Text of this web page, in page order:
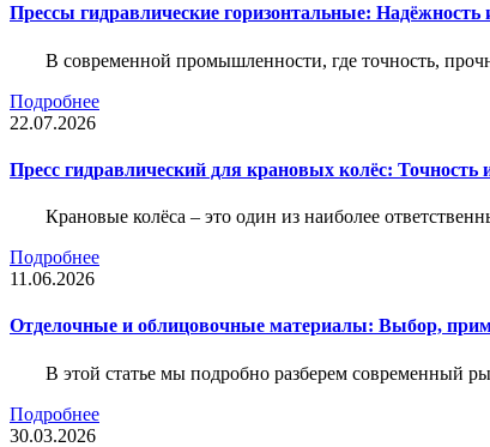
Прессы гидравлические горизонтальные:
В современной промышленности, где точность,
Подробнее
22.07.2026
Пресс гидравлический для крановых колёс:
Крановые колёса – это один из наиболее
Подробнее
11.06.2026
Отделочные и облицовочные материалы: Выбор,
В этой статье мы подробно разберем современный
Подробнее
30.03.2026